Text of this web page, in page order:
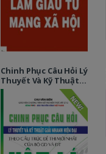
Chinh Phục Câu Hỏi Lý
Thuyết Và Kỹ Thuật
Giải Nhanh Hiện Đại
Vật Lý